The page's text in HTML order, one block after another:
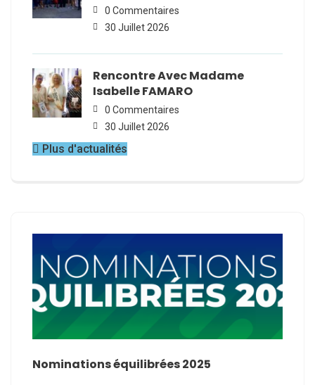
0 Commentaires
30 Juillet 2026
Rencontre Avec Madame
Isabelle FAMARO
0 Commentaires
30 Juillet 2026
Plus d'actualités
Nominations équilibrées 2025